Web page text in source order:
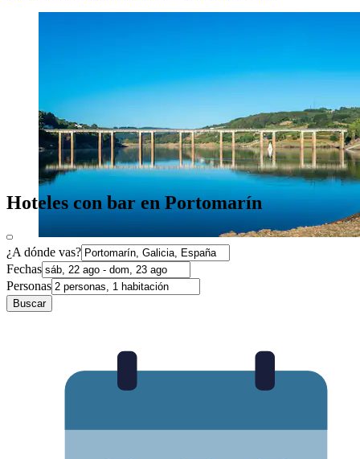
Hoteles con bar en Portomarín
¿A dónde vas?
Fechas
Personas
Buscar